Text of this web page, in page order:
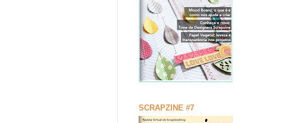
SCRAPZINE #7